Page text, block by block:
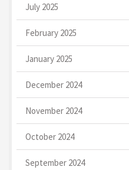
July 2025
February 2025
January 2025
December 2024
November 2024
October 2024
September 2024